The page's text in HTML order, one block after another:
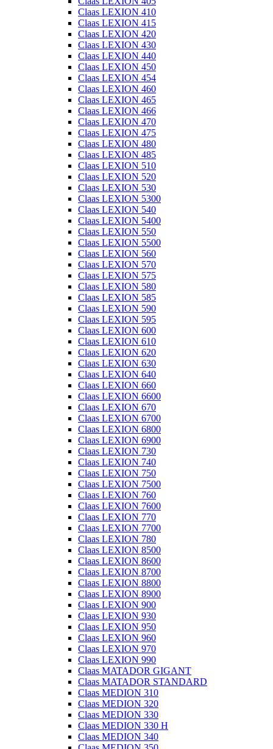
Claas LEXION 410
Claas LEXION 415
Claas LEXION 420
Claas LEXION 430
Claas LEXION 440
Claas LEXION 450
Claas LEXION 454
Claas LEXION 460
Claas LEXION 465
Claas LEXION 466
Claas LEXION 470
Claas LEXION 475
Claas LEXION 480
Claas LEXION 485
Claas LEXION 510
Claas LEXION 520
Claas LEXION 530
Claas LEXION 5300
Claas LEXION 540
Claas LEXION 5400
Claas LEXION 550
Claas LEXION 5500
Claas LEXION 560
Claas LEXION 570
Claas LEXION 575
Claas LEXION 580
Claas LEXION 585
Claas LEXION 590
Claas LEXION 595
Claas LEXION 600
Claas LEXION 610
Claas LEXION 620
Claas LEXION 630
Claas LEXION 640
Claas LEXION 660
Claas LEXION 6600
Claas LEXION 670
Claas LEXION 6700
Claas LEXION 6800
Claas LEXION 6900
Claas LEXION 730
Claas LEXION 740
Claas LEXION 750
Claas LEXION 7500
Claas LEXION 760
Claas LEXION 7600
Claas LEXION 770
Claas LEXION 7700
Claas LEXION 780
Claas LEXION 8500
Claas LEXION 8600
Claas LEXION 8700
Claas LEXION 8800
Claas LEXION 8900
Claas LEXION 900
Claas LEXION 930
Claas LEXION 950
Claas LEXION 960
Claas LEXION 970
Claas LEXION 990
Claas MATADOR GIGANT
Claas MATADOR STANDARD
Claas MEDION 310
Claas MEDION 320
Claas MEDION 330
Claas MEDION 330 H
Claas MEDION 340